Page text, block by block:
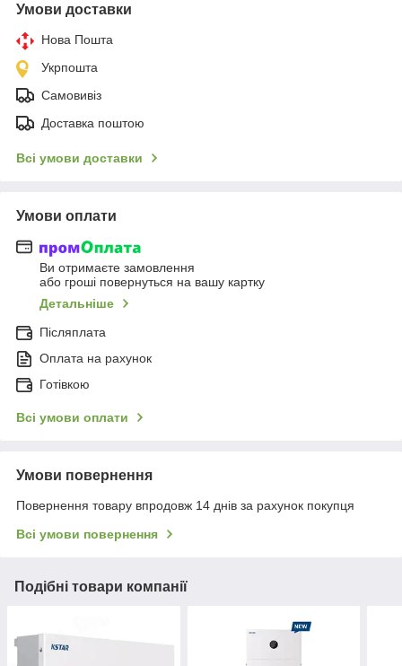
Умови доставки
Нова Пошта
Укрпошта
Самовивіз
Доставка поштою
Всі умови доставки
Умови оплати
Ви отримаєте замовлення
або гроші повернуться на вашу картку
Детальніше
Післяплата
Оплата на рахунок
Готівкою
Всі умови оплати
Умови повернення
Повернення товару впродовж 14 днів за рахунок покупця
Всі умови повернення
Подібні товари компанії